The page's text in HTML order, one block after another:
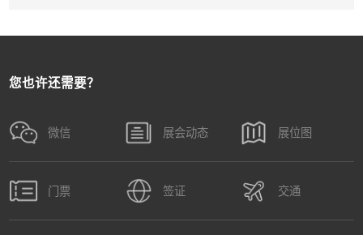
您也许还需要？
微信 展会动态 展位图
门票 签证 交通